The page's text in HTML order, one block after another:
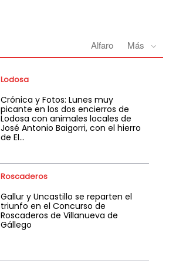
Alfaro Más
Lodosa
Crónica y Fotos: Lunes muy
picante en los dos encierros de
Lodosa con animales locales de
José Antonio Baigorri, con el hierro
de El...
Roscaderos
Gallur y Uncastillo se reparten el
triunfo en el Concurso de
Roscaderos de Villanueva de
Gállego